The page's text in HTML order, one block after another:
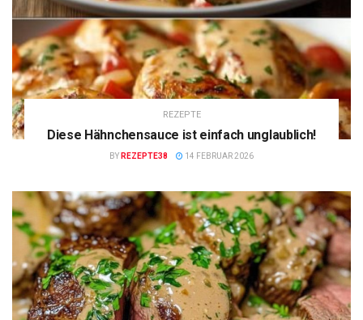
REZEPTE
Diese Hähnchensauce ist einfach unglaublich!
BY REZEPTE38 14 FEBRUAR 2026